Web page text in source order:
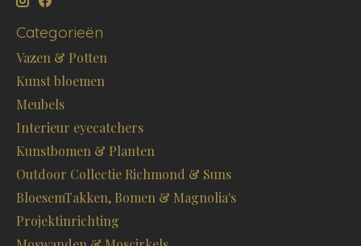
Categorieën
Vazen & Potten
Kunst bloemen
Meubels
Interieur eyecatchers
Kunstbomen & Planten
Outdoor Collectie Richmond & Suns
BloesemTakken, Bomen & Magnolia's
Projektinrichting